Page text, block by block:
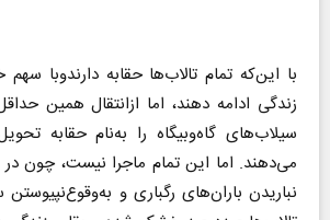
با این‌که تمام تالاب‌ها حقابه دارندوبا
زندگی ادامه دهند، اما ازانتقال همین
سیلاب‌های گاه‌وبیگاه را به‌نام حقابه
می‌دهند. اما این تمام ماجرا نیست، چون در
نباریدن باران‌های رگباری و به‌وقوع‌نپیوستن